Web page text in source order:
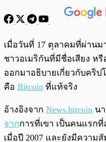
พร้อมเล่น
เมื่อวันที่ 17 ตุลาคมที่ผ่านม
ชาวอเมริกันที่มีชื่อเสียง หรื
ออกมาอธิบายเกี่ยวกับคริป
คือ Bitcoin ที่แท้จริง
อ้างอิงจาก News.bitcoin น
จากการที่เขา เป็นคนแรกที่
เมื่อปี 2007 และยังมีความ